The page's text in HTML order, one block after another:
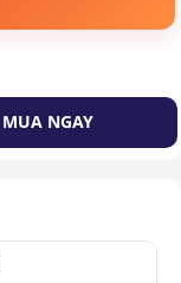
MUA NGAY